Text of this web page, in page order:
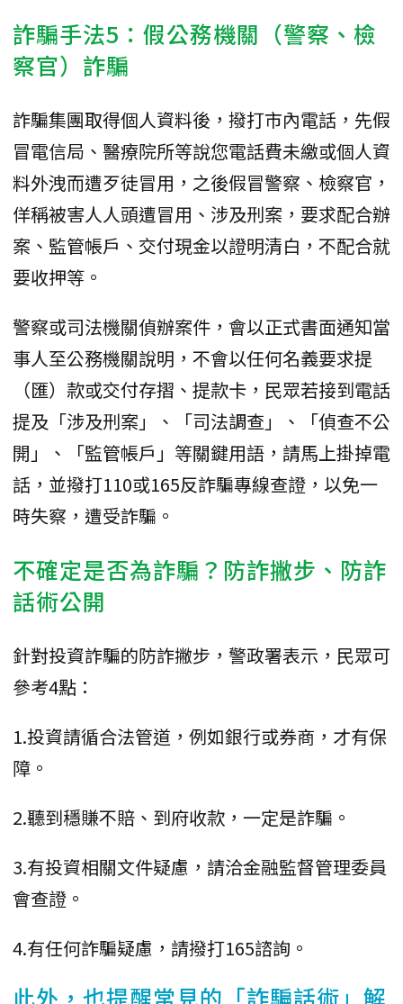
詐騙手法5：假公務機關（警察、檢
察官）詐騙
詐騙集團取得個人資料後，撥打市內電話，先假
冒電信局、醫療院所等說您電話費未繳或個人資
料外洩而遭歹徒冒用，之後假冒警察、檢察官，
佯稱被害人人頭遭冒用、涉及刑案，要求配合辦
案、監管帳戶、交付現金以證明清白，不配合就
要收押等。
警察或司法機關偵辦案件，會以正式書面通知當
事人至公務機關說明，不會以任何名義要求提
（匯）款或交付存摺、提款卡，民眾若接到電話
提及「涉及刑案」、「司法調查」、「偵查不公
開」、「監管帳戶」等關鍵用語，請馬上掛掉電
話，並撥打110或165反詐騙專線查證，以免一
時失察，遭受詐騙。
不確定是否為詐騙？防詐撇步、防詐
話術公開
針對投資詐騙的防詐撇步，警政署表示，民眾可
參考4點：
1.投資請循合法管道，例如銀行或券商，才有保
障。
2.聽到穩賺不賠、到府收款，一定是詐騙。
3.有投資相關文件疑慮，請洽金融監督管理委員
會查證。
4.有任何詐騙疑慮，請撥打165諮詢。
此外，也提醒常見的「詐騙話術」解